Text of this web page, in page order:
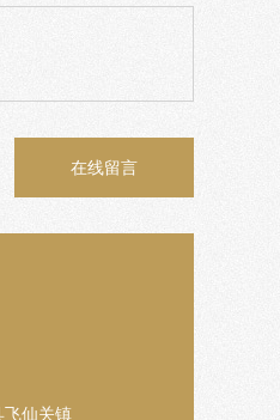
在线留言
飞仙关镇